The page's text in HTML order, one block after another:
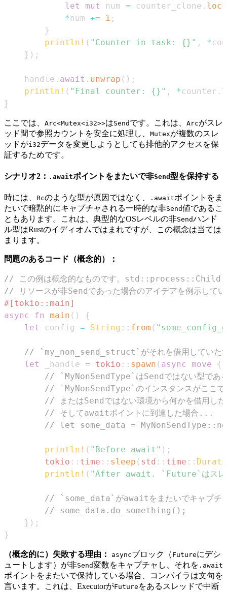
let
mut num = counter_clone . lock
*num += 1 ;
}
println! ( "Counter in task: {}" , *
} ) ;
    handle
. await . unwrap ( ) ;
println! ( "Final counter: {}" , * counter .
}
ここでは、 Arc<Mutex<i32>>はSend です。これは、 Arcがスレ
ッド間で参照カウントを安全に処理し、 Mutexが複数のスレ
ッドがi32データを変更しようとしても排他的アクセスを保
証するためです。
シナリオ2： .awaitポイントをまたいで非Send 型を保持する
時には、 Rcのような型が原因ではなく、 .awaitポイントをま
たいで暗黙的にキャプチャされる一時的な非Send値であるこ
ともあります。これは、典型的なOSレベルの非Sendハンド
ル型はRustのイディオムではまれですが、この概念は当ては
まります。
問題のあるコード（概念的）：
// この例は概念的なものです。std::process::Child
// リソースが非Sendであった場合のアイデアを例示して
#[tokio::main]
async
fn main ( )
{
let
config = String :: from (
// `my_non_send_struct`がそれを借用していた
let
_handle = tokio :: spawn ( async move
{
// `MyNonSendType`はSendではない型であ
// `MyNonSendType`のインスタンスがここで
// またはSendではない環境から何かを借用した
// そしてawaitポイントに到達した場合...
// let some_data =
println! ( "Before await" ) ;
tokio :: time :: sleep ( std :: time ::
println! ( "After await. `Future`はスレッ
// `some_data`がawaitをまたいでキャプチャ
// some_data.do_something();
} ) ;
}
（概念的に）失敗する理由： asyncブロック（ Futureにデシ
ュートします）が非Send変数をキャプチャし、それを .await
ポイントをまたいで保持している場合、コンパイラは文句を
言います。これは、ExecutorがFuture をあるスレッドで中断